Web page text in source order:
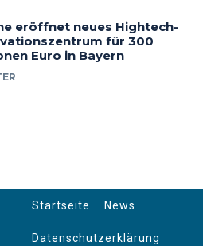
eröffnet neues Hightech-
für 300
Euro in Bayern
Startseite News
Datenschutzerklärung